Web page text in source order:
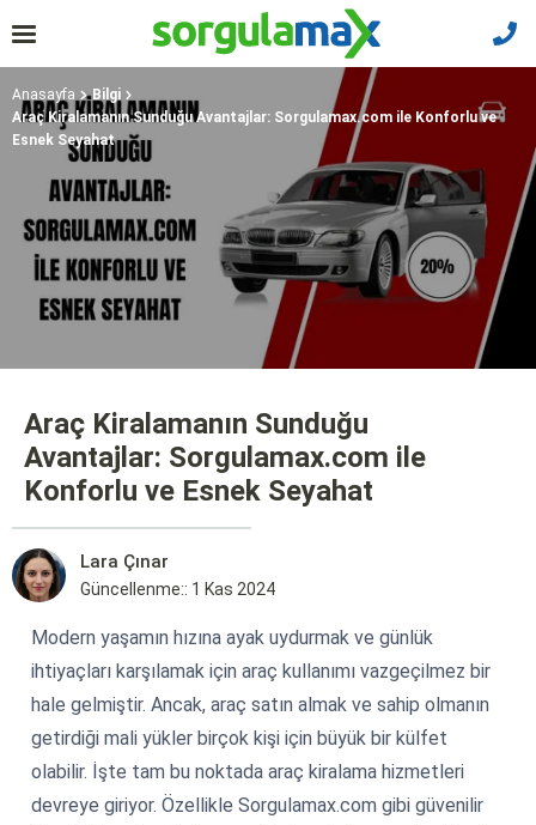
Anasayfa
Bilgi
Araç Kiralamanın Sunduğu Avantajlar: Sorgulamax.com ile Konforlu ve
Esnek Seyahat
Araç Kiralamanın Sunduğu
Avantajlar: Sorgulamax.com ile
Konforlu ve Esnek Seyahat
Lara Çınar
Güncellenme:: 1 Kas 2024
Modern yaşamın hızına ayak uydurmak ve günlük
ihtiyaçları karşılamak için araç kullanımı vazgeçilmez bir
hale gelmiştir. Ancak, araç satın almak ve sahip olmanın
getirdiği mali yükler birçok kişi için büyük bir külfet
olabilir. İşte tam bu noktada araç kiralama hizmetleri
devreye giriyor. Özellikle Sorgulamax.com gibi güvenilir